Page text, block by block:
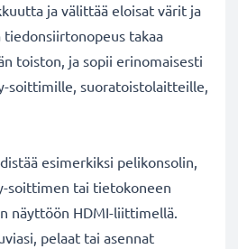
ja välittää eloisat värit ja
tiedonsiirtonopeus takaa
toiston, ja sopii erinomaisesti
soittimille, suoratoistolaitteille,
esimerkiksi pelikonsolin,
soittimen tai tietokoneen
näyttöön HDMI-liittimellä.
pelaat tai asennat